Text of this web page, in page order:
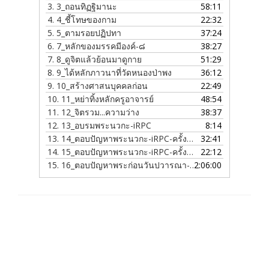
3. 3_ถอนทิฏฐิมานะ
58:11
4. 4_ชี้โทษของกาม
22:32
5. 5_ตามรอยปฏิปทา
37:24
6. 7_หลักของมรรคมีองค์-๘
38:27
7. 8_ดูจิตแล้วย้อนมาดูกาย
51:29
8. 9_ได้หลักภาวนาที่วัดหนองป่าพง
36:12
9. 10_สร้างศาสนบุคคลก่อน
22:49
10. 11_หย่าทิ้งหลักครูอาจารย์
48:54
11. 12_จิตรวม...ความว่าง
38:37
12. 13_อบรมพระนวกะ-iRPC
8:14
13. 14_ตอบปัญหาพระนวกะ-iRPC-ครั้งที่-1
32:41
14. 15_ตอบปัญหาพระนวกะ-iRPC-ครั้งที่-2
22:12
15. 16_ตอบปัญหาพระก่อนวันปวารณา-ครั้งที่-12 2:06:00